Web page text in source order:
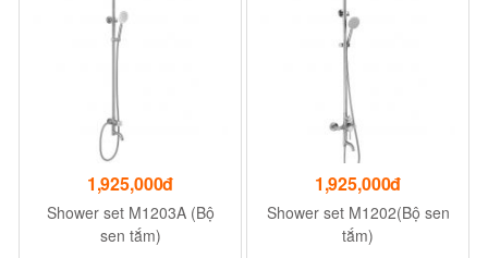
1,925,000đ
Shower set M1203A (Bộ
sen tắm)
1,925,000đ
Shower set M1202(Bộ sen
tắm)